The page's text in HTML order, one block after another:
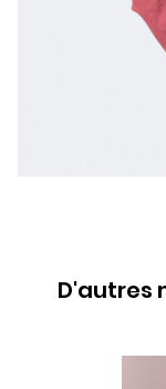
D'autres